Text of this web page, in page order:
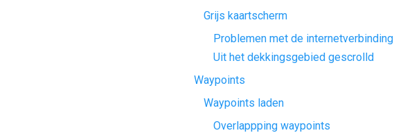
Grijs kaartscherm
Problemen met de internetverbinding
Uit het dekkingsgebied gescrolld
Waypoints
Waypoints laden
Overlappping waypoints